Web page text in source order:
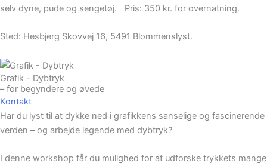
selv dyne, pude og sengetøj. Pris: 350 kr. for overnatning.
Sted: Hesbjerg Skovvej 16, 5491 Blommenslyst.
Grafik - Dybtryk
– for begyndere og øvede
Kontakt
Har du lyst til at dykke ned i grafikkens sanselige og fascinerende
verden – og arbejde legende med dybtryk?
I denne workshop får du mulighed for at udforske trykkets mange